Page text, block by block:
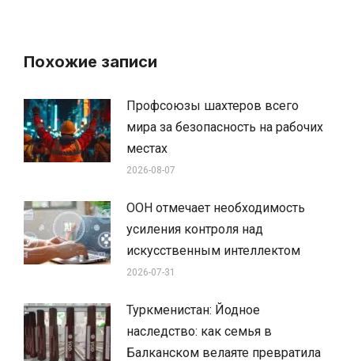
Похожие записи
Профсоюзы шахтеров всего
мира за безопасность на рабочих
местах
2026-08-07
ООН отмечает необходимость
усиления контроля над
искусственным интеллектом
2026-07-31
Туркменистан: Йодное
наследство: как семья в
Балканском велаяте превратила